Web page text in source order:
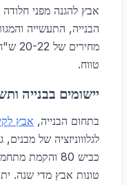
אבץ להגנה מפני חלודה
הבנייה, התעשייה
טווח.
יישומים בבנייה
בתחום הבנייה, אבץ
לגלוווניזציה של
כביש 80